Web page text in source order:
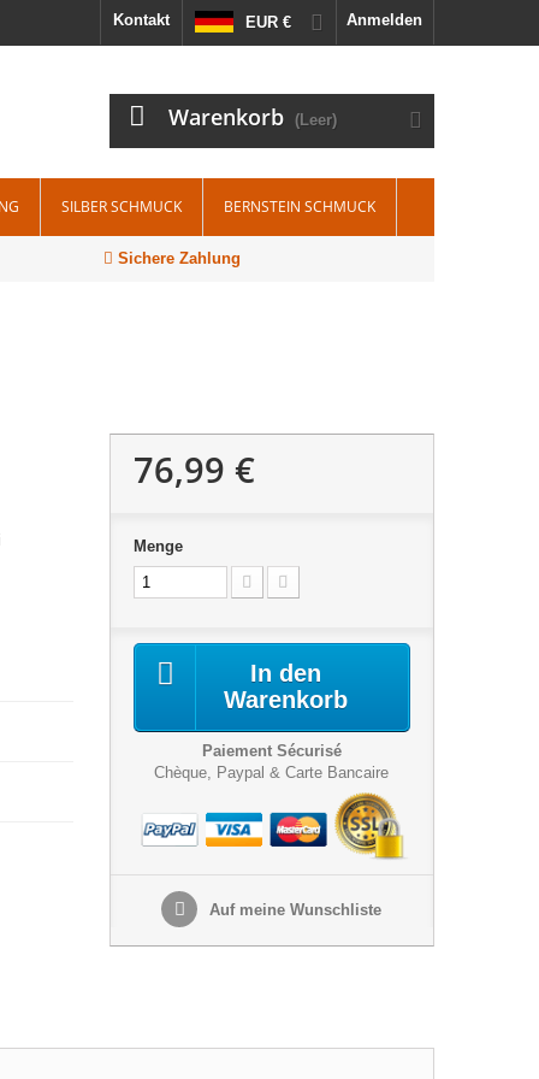
Anmelden
EUR €
Kontakt
Warenkorb (Leer)
SILBER SCHMUCK BERNSTEIN SCHMUCK
Sichere Zahlung
76,99 €
Menge
In den
Warenkorb
Paiement Sécurisé
Chèque, Paypal & Carte Bancaire
Auf meine Wunschliste